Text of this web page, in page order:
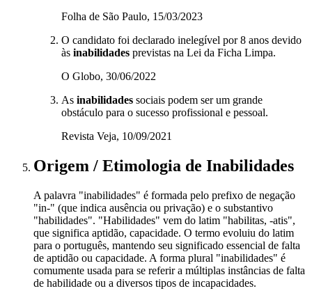
Folha de São Paulo, 15/03/2023
O candidato foi declarado inelegível por 8 anos devido
às inabilidades previstas na Lei da Ficha Limpa.
O Globo, 30/06/2022
As inabilidades sociais podem ser um grande
obstáculo para o sucesso profissional e pessoal.
Revista Veja, 10/09/2021
Origem / Etimologia de Inabilidades
A palavra "inabilidades" é formada pelo prefixo de negação
"in-" (que indica ausência ou privação) e o substantivo
"habilidades". "Habilidades" vem do latim "habilitas, -atis",
que significa aptidão, capacidade. O termo evoluiu do latim
para o português, mantendo seu significado essencial de falta
de aptidão ou capacidade. A forma plural "inabilidades" é
comumente usada para se referir a múltiplas instâncias de falta
de habilidade ou a diversos tipos de incapacidades.